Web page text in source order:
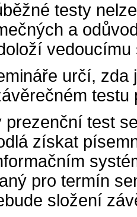
testy
a
vedoucímu
určí,
prezenční test
získat
pro termín
složení